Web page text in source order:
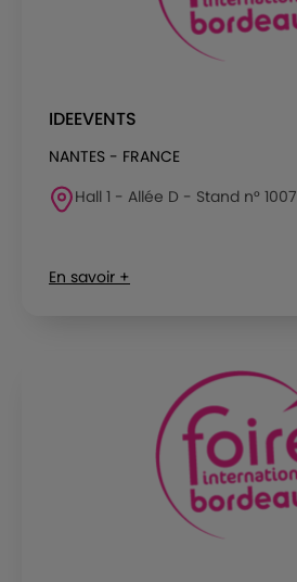
IDEEVENTS
NANTES - FRANCE
Hall 1 - Allée D - Stand n° 1007
En savoir +